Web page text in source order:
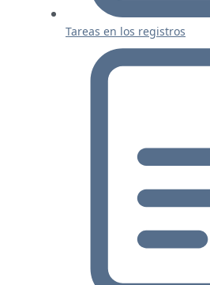
Tareas en los registros